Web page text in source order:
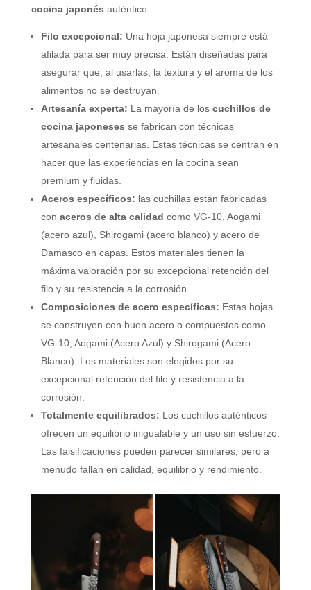
cocina japonés auténtico:
Filo excepcional: Una hoja japonesa siempre está
afilada para ser muy precisa. Están diseñadas para
asegurar que, al usarlas, la textura y el aroma de los
alimentos no se destruyan.
Artesanía experta: La mayoría de los cuchillos de
cocina japoneses se fabrican con técnicas
artesanales centenarias. Estas técnicas se centran en
hacer que las experiencias en la cocina sean
premium y fluidas.
Aceros específicos: las cuchillas están fabricadas
con aceros de alta calidad como VG-10, Aogami
(acero azul), Shirogami (acero blanco) y acero de
Damasco en capas. Estos materiales tienen la
máxima valoración por su excepcional retención del
filo y su resistencia a la corrosión.
Composiciones de acero específicas: Estas hojas
se construyen con buen acero o compuestos como
VG-10, Aogami (Acero Azul) y Shirogami (Acero
Blanco). Los materiales son elegidos por su
excepcional retención del filo y resistencia a la
corrosión.
Totalmente equilibrados: Los cuchillos auténticos
ofrecen un equilibrio inigualable y un uso sin esfuerzo.
Las falsificaciones pueden parecer similares, pero a
menudo fallan en calidad, equilibrio y rendimiento.